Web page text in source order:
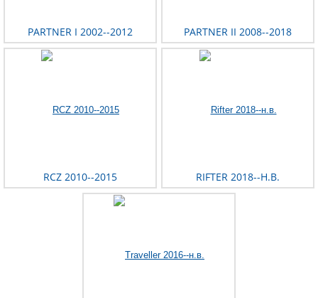
PARTNER I 2002--2012 PARTNER II 2008--2018
RCZ 2010--2015 RIFTER 2018--Н.В.